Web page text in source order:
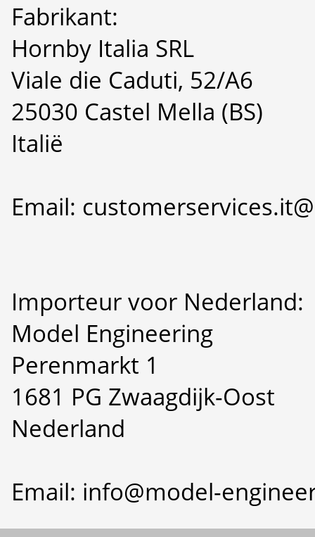
Fabrikant:
Hornby Italia SRL
Viale die Caduti, 52/A6
25030 Castel Mella (BS)
Italië
Email:
Importeur voor Nederland:
Model Engineering
Perenmarkt 1
1681 PG Zwaagdijk-Oost
Nederland
Email: info@model-